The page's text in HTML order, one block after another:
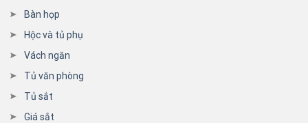
Bàn họp
Hộc và tủ phụ
Vách ngăn
Tủ văn phòng
Tủ sắt
Giá sắt